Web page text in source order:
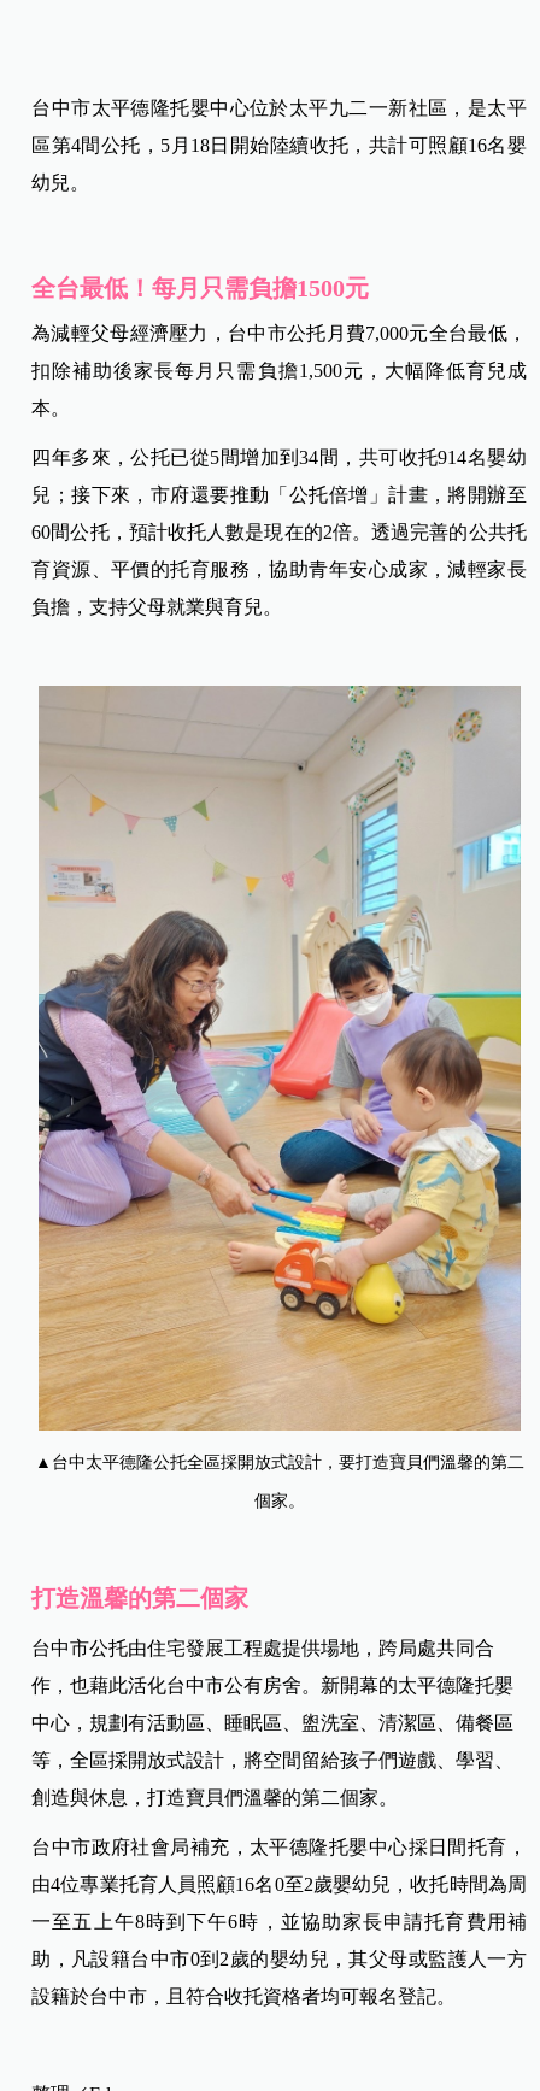
台中市太平德隆托嬰中心位於太平九二一新社區，是太平
區第4間公托，5月18日開始陸續收托，共計可照顧16名嬰
幼兒。
全台最低！每月只需負擔1500元
為減輕父母經濟壓力，台中市公托月費7,000元全台最低，
扣除補助後家長每月只需負擔1,500元，大幅降低育兒成
本。
四年多來，公托已從5間增加到34間，共可收托914名嬰幼
兒；接下來，市府還要推動「公托倍增」計畫，將開辦至
60間公托，預計收托人數是現在的2倍。透過完善的公共托
育資源、平價的托育服務，協助青年安心成家，減輕家長
負擔，支持父母就業與育兒。
▲台中太平德隆公托全區採開放式設計，要打造寶貝們溫馨的第二
個家。
打造溫馨的第二個家
台中市公托由住宅發展工程處提供場地，跨局處共同合
作，也藉此活化台中市公有房舍。新開幕的太平德隆托嬰
中心，規劃有活動區、睡眠區、盥洗室、清潔區、備餐區
等，全區採開放式設計，將空間留給孩子們遊戲、學習、
創造與休息，打造寶貝們溫馨的第二個家。
台中市政府社會局補充，太平德隆托嬰中心採日間托育，
由4位專業托育人員照顧16名0至2歲嬰幼兒，收托時間為周
一至五上午8時到下午6時，並協助家長申請托育費用補
助，凡設籍台中市0到2歲的嬰幼兒，其父母或監護人一方
設籍於台中市，且符合收托資格者均可報名登記。